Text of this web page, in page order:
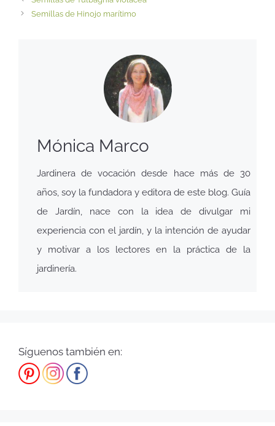
Semillas de Hinojo marítimo
Mónica Marco
Jardinera de vocación desde hace más de 30
años, soy la fundadora y editora de este blog. Guía
de Jardín, nace con la idea de divulgar mi
experiencia con el jardín, y la intención de ayudar
y motivar a los lectores en la práctica de la
jardinería.
Síguenos también en: